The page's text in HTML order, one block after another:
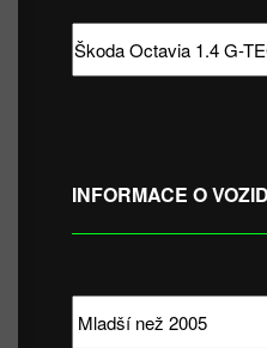
INFORMACE O